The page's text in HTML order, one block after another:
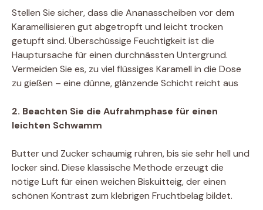
Stellen Sie sicher, dass die Ananasscheiben vor dem
Karamellisieren gut abgetropft und leicht trocken
getupft sind. Überschüssige Feuchtigkeit ist die
Hauptursache für einen durchnässten Untergrund.
Vermeiden Sie es, zu viel flüssiges Karamell in die Dose
zu gießen – eine dünne, glänzende Schicht reicht aus
2. Beachten Sie die Aufrahmphase für einen
leichten Schwamm
Butter und Zucker schaumig rühren, bis sie sehr hell und
locker sind. Diese klassische Methode erzeugt die
nötige Luft für einen weichen Biskuitteig, der einen
schönen Kontrast zum klebrigen Fruchtbelag bildet.